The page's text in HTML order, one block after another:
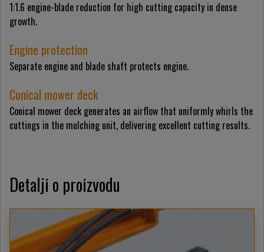
1:1.6 engine-blade reduction for high cutting capacity in dense
growth.
Engine protection
Separate engine and blade shaft protects engine.
Conical mower deck
Conical mower deck generates an airflow that uniformly whirls the
cuttings in the mulching unit, delivering excellent cutting results.
Detalji o proizvodu